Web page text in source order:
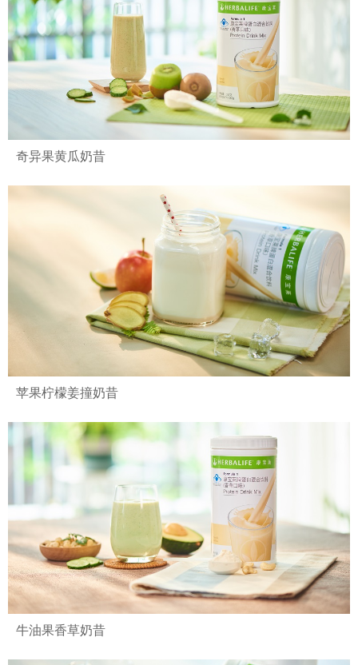
奇异果黄瓜奶昔
苹果柠檬姜撞奶昔
牛油果香草奶昔